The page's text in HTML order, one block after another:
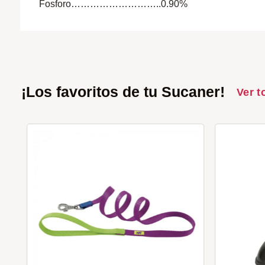
Fosforo………………………..0.90%
¡Los favoritos de tu Sucaner! Ver